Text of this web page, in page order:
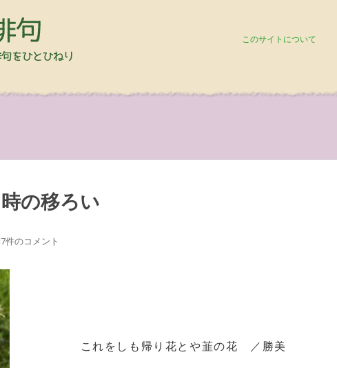
このサイトについて
の移ろい
7件のコメント
これをしも帰り花とや韮の花 ／勝美